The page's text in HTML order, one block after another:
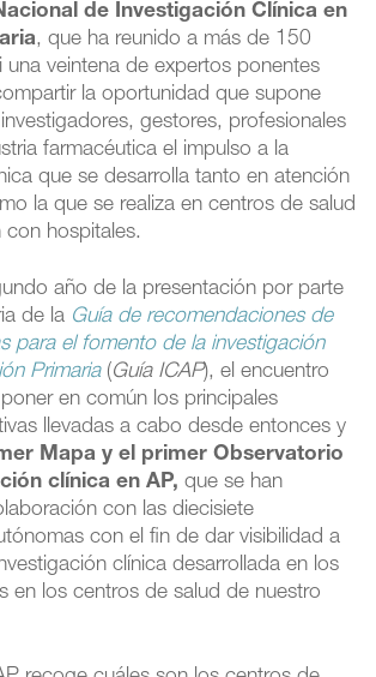
de Investigación Clínica en
, que ha reunido a más de 150
una veintena de expertos ponentes
la oportunidad que supone
gestores, profesionales
farmacéutica el impulso a la
que se desarrolla tanto en atención
la que se realiza en centros de salud
hospitales.
año de la presentación por parte
de la Guía de recomendaciones de
para el fomento de la investigación
Primaria(Guía ICAP), el encuentro
en común los principales
llevadas a cabo desde entonces y
Mapa y el primer Observatorio
clínica en AP, que se han
con las diecisiete
con el fin de dar visibilidad a
clínica desarrollada en los
en los centros de salud de nuestro